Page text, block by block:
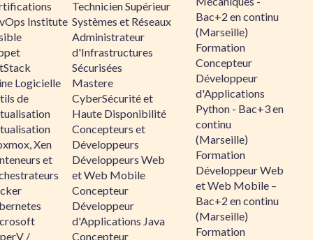
Institute
Logicielle
de
Xen
et
/
Technicien Supérieur
Systèmes et Réseaux
Administrateur
d'Infrastructures
Sécurisées
Mastere
CyberSécurité et
Haute Disponibilité
Concepteurs et
Développeurs
Développeurs Web
et Web Mobile
Concepteur
Développeur
d'Applications Java
Concepteur
Bac+2 en continu
(Marseille)
Formation
Concepteur
Développeur
d'Applications
Python - Bac+3 en
continu
(Marseille)
Formation
Développeur Web
et Web Mobile –
Bac+2 en continu
(Marseille)
Formation